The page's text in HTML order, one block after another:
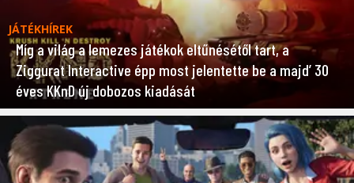
JÁTÉKHÍREK
Míg a világ a lemezes játékok eltűnésétől tart, a
Ziggurat Interactive épp most jelentette be a majd’ 30
éves KKnD új dobozos kiadását